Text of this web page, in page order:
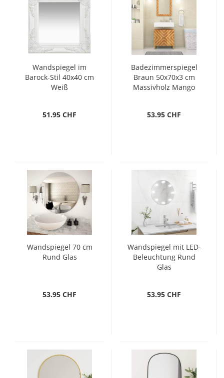
Wandspiegel im
Barock-Stil 40x40 cm
Weiß
51.95 CHF
Badezimmerspiegel
Braun 50x70x3 cm
Massivholz Mango
53.95 CHF
Wandspiegel 70 cm
Rund Glas
53.95 CHF
Wandspiegel mit LED-
Beleuchtung Rund
Glas
53.95 CHF